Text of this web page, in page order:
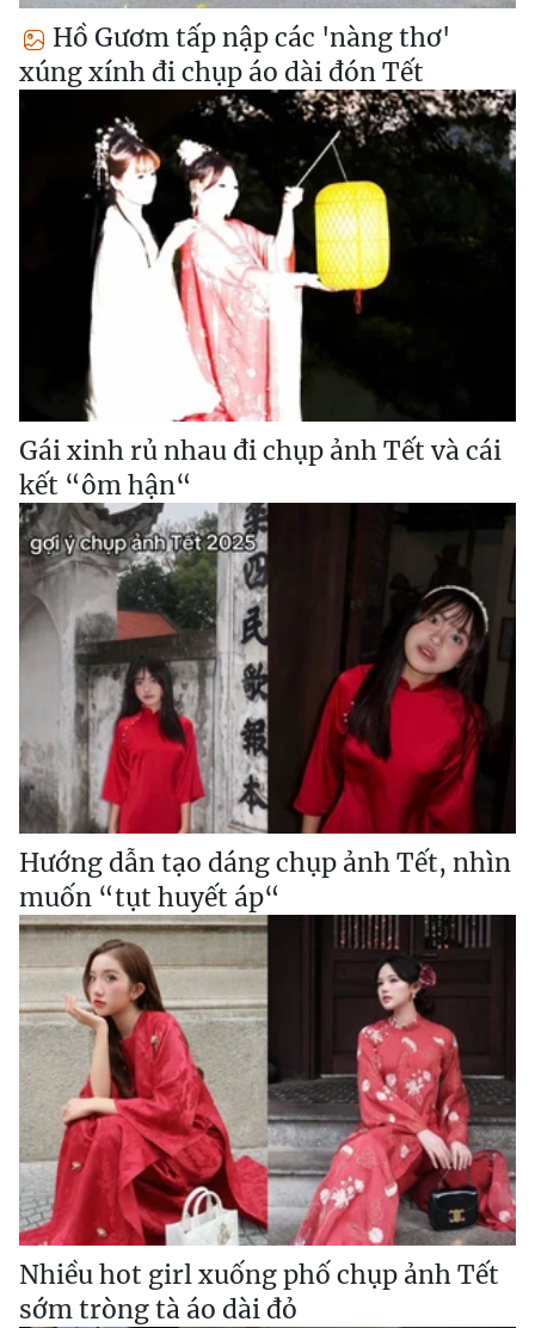
Hồ Gươm tấp nập các 'nàng thơ'
xúng xính đi chụp áo dài đón Tết
Gái xinh rủ nhau đi chụp ảnh Tết và cái
kết “ôm hận“
Hướng dẫn tạo dáng chụp ảnh Tết, nhìn
muốn “tụt huyết áp“
Nhiều hot girl xuống phố chụp ảnh Tết
sớm tròng tà áo dài đỏ